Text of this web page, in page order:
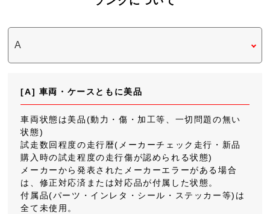
[A] 車両・ケースともに美品
車両状態は美品(動力・傷・加工等、一切問題の無い
状態)
試走数回程度の走行暦(メーカーチェック走行・新品
購入時の試走程度の走行傷が認められる状態)
メーカーから発表されたメーカーエラーがある場合
は、修正対応済または対応品が付属した状態。
付属品(パーツ・インレタ・シール・ステッカー等)は
全て未使用。